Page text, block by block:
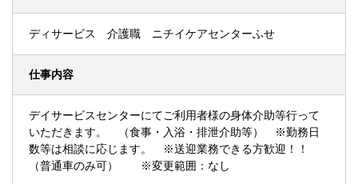
ディサービス 介護職 ニチイケアセンターふせ
仕事内容
デイサービスセンターにてご利用者様の身体介助等行って
いただきます。 （食事・入浴・排泄介助等） ※勤務日
数等は相談に応じます。 ※送迎業務できる方歓迎！！
（普通車のみ可） ※変更範囲：なし